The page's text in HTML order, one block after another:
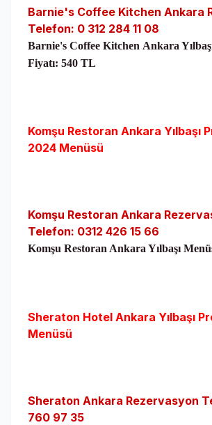
Barnie's Coffee Kitchen Ankara
Telefon: 0 312 284 11 08
Barnie's Coffee Kitchen Ankara
Fiyatı: 540 TL
Komşu Restoran Ankara Yılbaşı
2024 Menüsü
Komşu Restoran Ankara
Telefon: 0312 426 15 66
Komşu Restoran Ankara Yılbaşı
Sheraton Hotel Ankara Yılbaşı
Menüsü
Sheraton Ankara Rezervasyon
760 97 35